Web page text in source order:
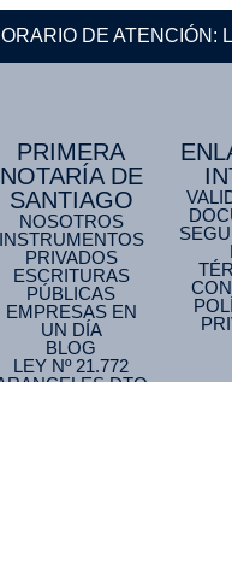
DE ATENCIÓN:
PRIMERA
NOTARÍA DE
SANTIAGO
NOSOTROS
PRIVADOS
ESCRITURAS
PÚBLICAS
EMPRESAS EN
UN DÍA
BLOG
LEY Nº 21.772
DTO